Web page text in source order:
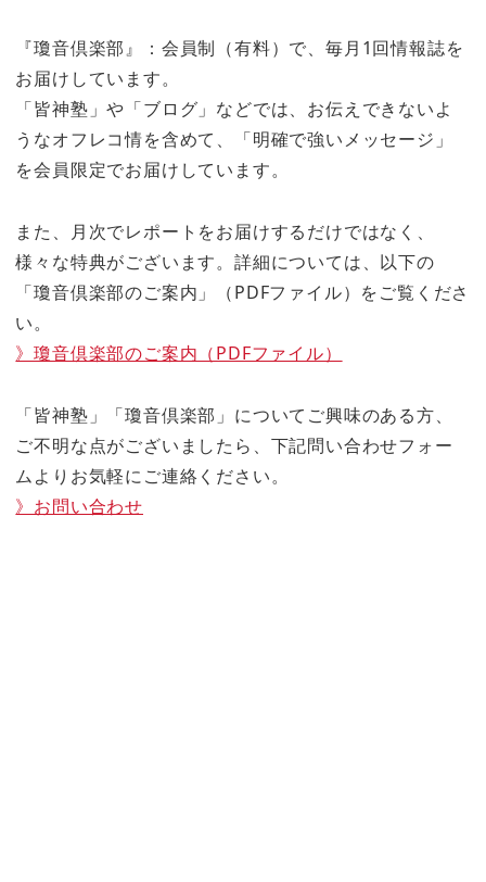
『瓊音倶楽部』：会員制（有料）で、毎月1回情報誌を
お届けしています。
「皆神塾」や「ブログ」などでは、お伝えできないよ
うなオフレコ情を含めて、「明確で強いメッセージ」
を会員限定でお届けしています。
また、月次でレポートをお届けするだけではなく、
様々な特典がございます。詳細については、以下の
「瓊音倶楽部のご案内」（PDFファイル）をご覧くださ
い。
》瓊音倶楽部のご案内（PDFファイル）
「皆神塾」「瓊音倶楽部」についてご興味のある方、
ご不明な点がございましたら、下記問い合わせフォー
ムよりお気軽にご連絡ください。
》お問い合わせ